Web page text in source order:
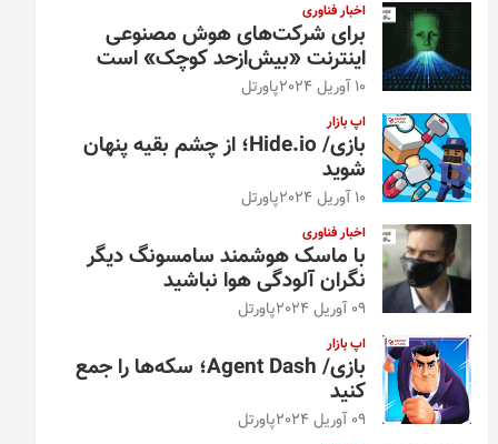
اخبار فناوری
برای شرکت‌های هوش مصنوعی
اینترنت «بیش‌از‌حد کوچک» است
10 آوریل 2024 پاورتل
اپ بازار
بازی/ Hide.io؛ از چشم بقیه پنهان
شوید
10 آوریل 2024 پاورتل
اخبار فناوری
با ماسک هوشمند سامسونگ دیگر
نگران آلودگی هوا نباشید
09 آوریل 2024 پاورتل
اپ بازار
بازی/ Agent Dash؛ سکه‌ها را جمع
کنید
09 آوریل 2024 پاورتل